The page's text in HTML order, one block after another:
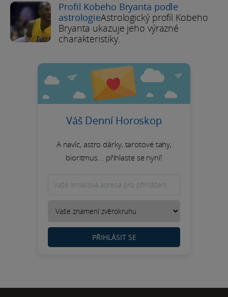
Profil Kobeho Bryanta podle
astrologieAstrologický profil Kobeho
Bryanta ukazuje jeho výrazné
charakteristiky.
Váš Denní Horoskop
A navíc, astro dárky, tarotové tahy,
bioritmus... přihlaste se nyní!
PŘIHLÁSIT SE